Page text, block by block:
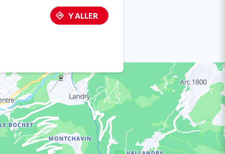
Y ALLER